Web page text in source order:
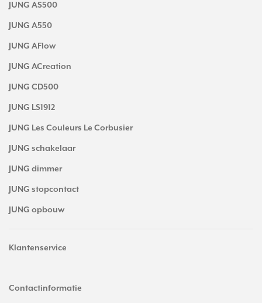
JUNG AS500
JUNG A550
JUNG AFlow
JUNG ACreation
JUNG CD500
JUNG LS1912
JUNG Les Couleurs Le Corbusier
JUNG schakelaar
JUNG dimmer
JUNG stopcontact
JUNG opbouw
Klantenservice
Contactinformatie